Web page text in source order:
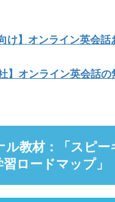
け】オンライン英会話
】オンライン英会話の
ル教材：「スピー
ロードマップ」